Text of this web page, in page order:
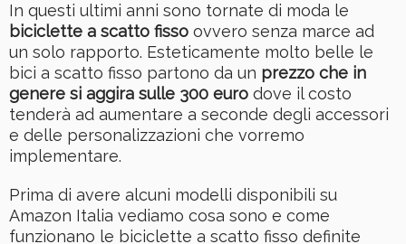
In questi ultimi anni sono tornate di moda le
biciclette a scatto fisso ovvero senza marce ad
un solo rapporto. Esteticamente molto belle le
bici a scatto fisso partono da un prezzo che in
genere si aggira sulle 300 euro dove il costo
tenderà ad aumentare a seconde degli accessori
e delle personalizzazioni che vorremo
implementare.
Prima di avere alcuni modelli disponibili su
Amazon Italia vediamo cosa sono e come
funzionano le biciclette a scatto fisso definite